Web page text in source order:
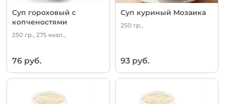
Суп гороховый с
копченостями
250 гр., 275 ккал.,
76 руб.
Суп куриный Мозаика
250 гр.,
93 руб.